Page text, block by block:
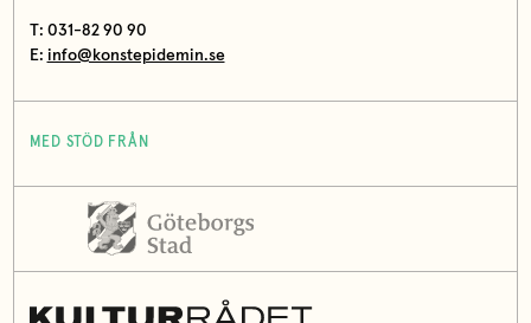
T: 031-82 90 90
E: info@konstepidemin.se
MED STÖD FRÅN